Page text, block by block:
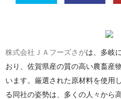
株式会社ＪＡフーズさがは、多岐
おり、佐賀県産の質の高い農畜産
います。厳選された原材料を使用
る同社の姿勢は、多くの人々から